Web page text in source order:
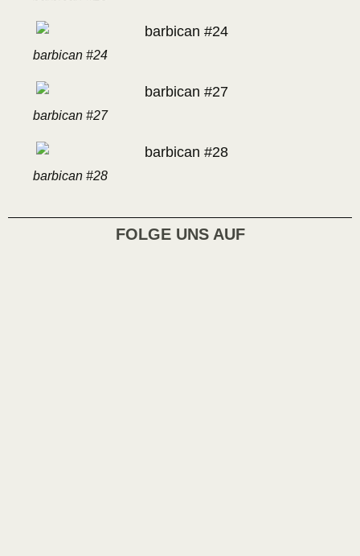
barbican #24
barbican #27
barbican #28
FOLGE UNS AUF